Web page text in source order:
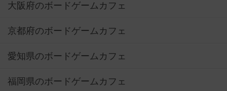
大阪府のボードゲームカフェ
京都府のボードゲームカフェ
愛知県のボードゲームカフェ
福岡県のボードゲームカフェ